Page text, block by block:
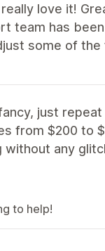
love it!
team has
some of
just
from $200 to
without any
to help!